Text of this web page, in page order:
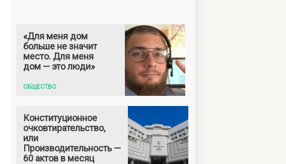
«Для меня дом
больше не значит
место. Для меня
дом — это люди»
ОБЩЕСТВО
Конституционное
очковтирательство,
или
Производительность —
60 актов в месяц